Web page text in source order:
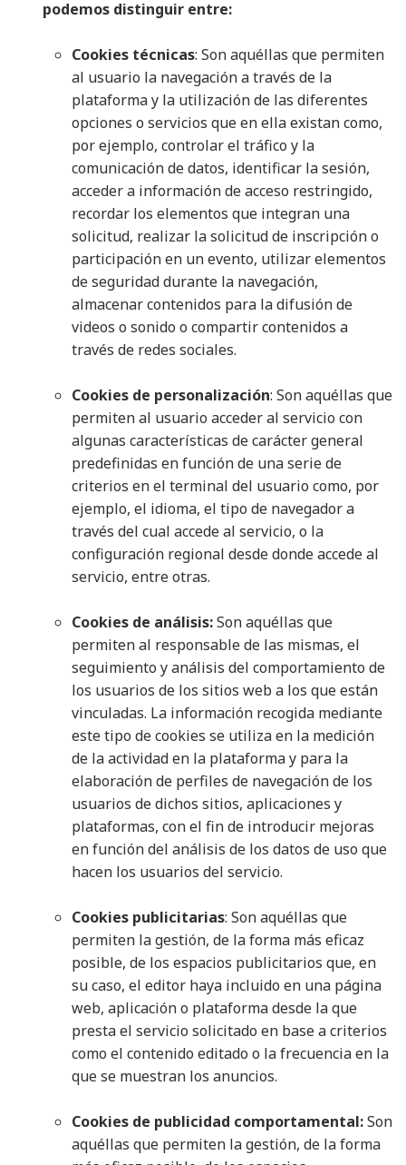
podemos distinguir entre:
Cookies técnicas: Son aquéllas que permiten
al usuario la navegación a través de la
plataforma y la utilización de las diferentes
opciones o servicios que en ella existan como,
por ejemplo, controlar el tráfico y la
comunicación de datos, identificar la sesión,
acceder a información de acceso restringido,
recordar los elementos que integran una
solicitud, realizar la solicitud de inscripción o
participación en un evento, utilizar elementos
de seguridad durante la navegación,
almacenar contenidos para la difusión de
videos o sonido o compartir contenidos a
través de redes sociales.
Cookies de personalización: Son aquéllas que
permiten al usuario acceder al servicio con
algunas características de carácter general
predefinidas en función de una serie de
criterios en el terminal del usuario como, por
ejemplo, el idioma, el tipo de navegador a
través del cual accede al servicio, o la
configuración regional desde donde accede al
servicio, entre otras.
Cookies de análisis:Son aquéllas que
permiten al responsable de las mismas, el
seguimiento y análisis del comportamiento de
los usuarios de los sitios web a los que están
vinculadas. La información recogida mediante
este tipo de cookies se utiliza en la medición
de la actividad en la plataforma y para la
elaboración de perfiles de navegación de los
usuarios de dichos sitios, aplicaciones y
plataformas, con el fin de introducir mejoras
en función del análisis de los datos de uso que
hacen los usuarios del servicio.
Cookies publicitarias: Son aquéllas que
permiten la gestión, de la forma más eficaz
posible, de los espacios publicitarios que, en
su caso, el editor haya incluido en una página
web, aplicación o plataforma desde la que
presta el servicio solicitado en base a criterios
como el contenido editado o la frecuencia en la
que se muestran los anuncios.
Cookies de publicidad comportamental:Son
aquéllas que permiten la gestión, de la forma